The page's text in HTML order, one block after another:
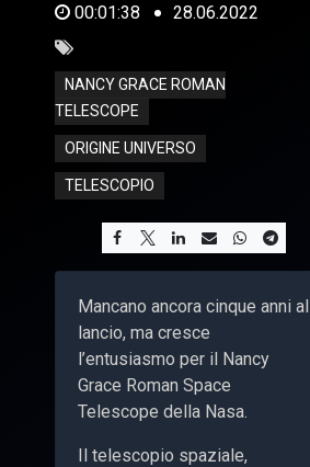
00:01:38 28.06.2022
NANCY GRACE ROMAN
TELESCOPE
ORIGINE UNIVERSO
TELESCOPIO
Mancano ancora cinque anni al
lancio, ma cresce
l’entusiasmo per il Nancy
Grace Roman Space
Telescope della Nasa.
Il telescopio spaziale,